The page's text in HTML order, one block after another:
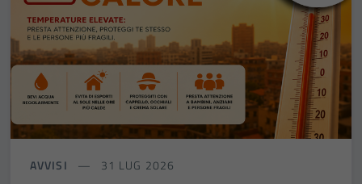
AVVISI 31 LUG 2026